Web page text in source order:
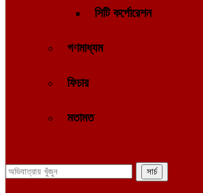
সিটি কর্পোরেশন
গণমাধ্যম
ফিচার
মতামত